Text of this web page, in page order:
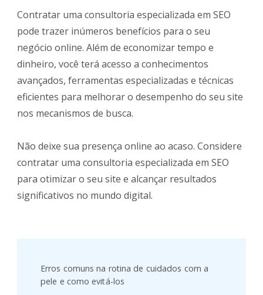
Contratar uma consultoria especializada em SEO
pode trazer inúmeros benefícios para o seu
negócio online. Além de economizar tempo e
dinheiro, você terá acesso a conhecimentos
avançados, ferramentas especializadas e técnicas
eficientes para melhorar o desempenho do seu site
nos mecanismos de busca.
Não deixe sua presença online ao acaso. Considere
contratar uma consultoria especializada em SEO
para otimizar o seu site e alcançar resultados
significativos no mundo digital.
Navigation
Erros comuns na rotina de cuidados com a
pele e como evitá-los